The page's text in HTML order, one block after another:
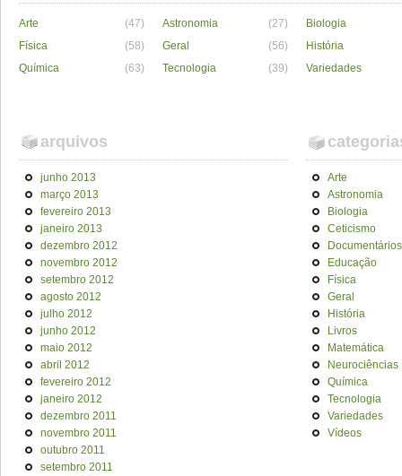
Arte (47) Astronomia (27)
Biologia
Física
(58) Geral (56)
História
Química
(63) Tecnologia (39) Variedades
arquivos
junho 2013
março 2013
fevereiro 2013
janeiro 2013
dezembro 2012
novembro 2012
setembro 2012
agosto 2012
julho 2012
junho 2012
maio 2012
abril 2012
fevereiro 2012
janeiro 2012
dezembro 2011
novembro 2011
outubro 2011
setembro 2011
Arte
Astronomia
Biologia
Ceticismo
Documentários
Educação
Física
Geral
História
Livros
Matemática
Neurociências
Química
Tecnologia
Variedades
Vídeos